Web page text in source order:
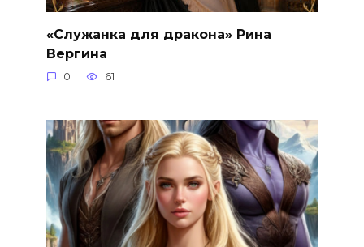
«Служанка для дракона» Рина
Вергина
0 61